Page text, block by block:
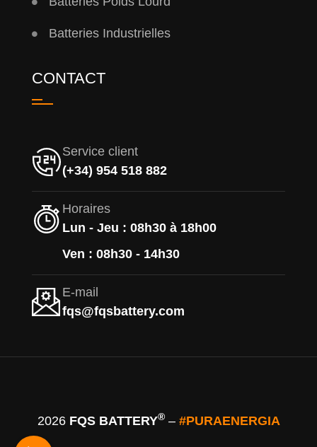
Batteries Industrielles
CONTACT
Service client
(+34) 954 518 882
Horaires
Lun - Jeu : 08h30 à 18h00
Ven : 08h30 - 14h30
E-mail
fqs@fqsbattery.com
2026 FQS BATTERY®– #PURAENERGIA